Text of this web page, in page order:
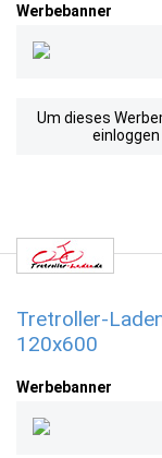
Werbebanner
Um dieses
Tretroller-
120x600
Werbebanner